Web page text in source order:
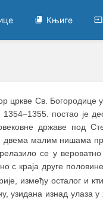
Књиге
цркве Св. Богородице
1354–1355. постао је
државе под
двема малим нишама
се y
с краја друге
између осталог и
узидана изнад улаза